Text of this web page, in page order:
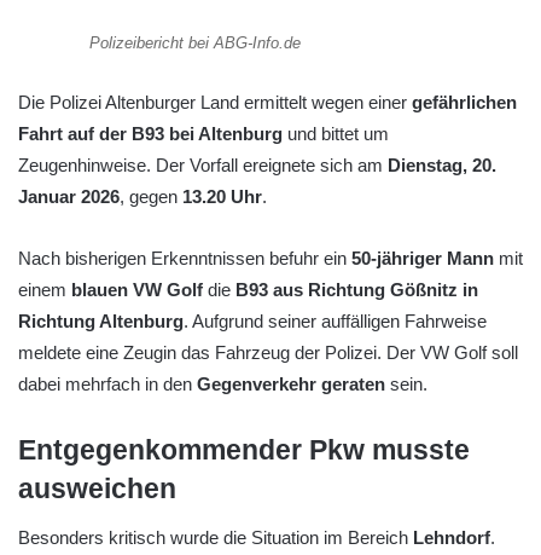
Polizeibericht bei ABG-Info.de
Die Polizei Altenburger Land ermittelt wegen einer gefährlichen
Fahrt auf der B93 bei Altenburg und bittet um
Zeugenhinweise. Der Vorfall ereignete sich am Dienstag, 20.
Januar 2026, gegen 13.20 Uhr.
Nach bisherigen Erkenntnissen befuhr ein 50-jähriger Mann mit
einem blauen VW Golf die B93 aus Richtung Gößnitz in
Richtung Altenburg. Aufgrund seiner auffälligen Fahrweise
meldete eine Zeugin das Fahrzeug der Polizei. Der VW Golf soll
dabei mehrfach in den Gegenverkehr geraten sein.
Entgegenkommender Pkw musste
ausweichen
Besonders kritisch wurde die Situation im Bereich Lehndorf.